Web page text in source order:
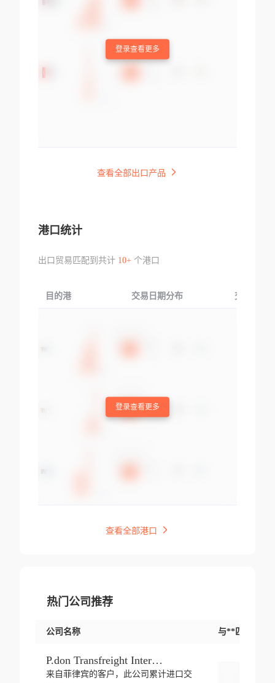
登录查看更多
查看全部出口产品
港口统计
出口贸易匹配到共计 10+个港口
目的港 交易日期分布 交易产品
登录查看更多
查看全部港口
热门公司推荐
公司名称 与**匹配交易
P.don Transfreight International
来自菲律宾的客户，此公司累计进口交